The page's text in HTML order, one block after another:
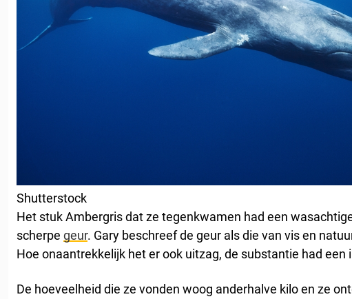
Shutterstock
Het stuk Ambergris dat ze tegenkwamen had een
scherpe geur. Gary beschreef de geur als die van vis en
Hoe onaantrekkelijk het er ook uitzag, de substantie had een
De hoeveelheid die ze vonden woog anderhalve kilo en ze